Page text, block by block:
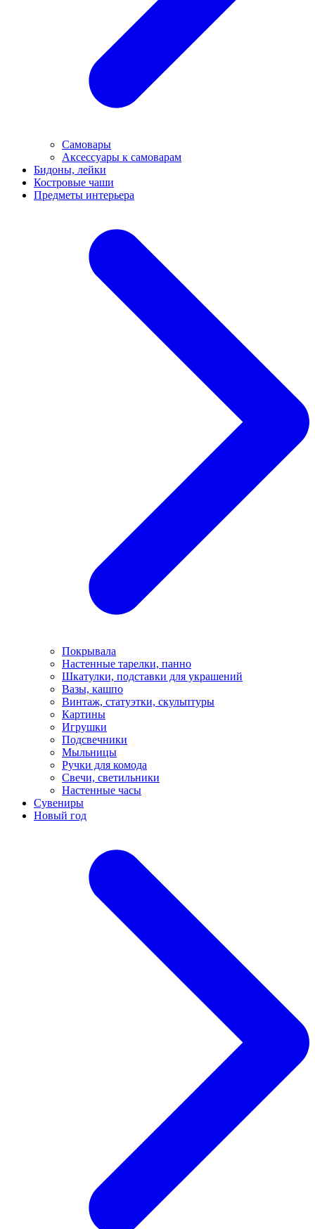
Самовары
Аксессуары к самоварам
Бидоны, лейки
Костровые чаши
Предметы интерьера
Покрывала
Настенные тарелки, панно
Шкатулки, подставки для украшений
Вазы, кашпо
Винтаж, статуэтки, скульптуры
Картины
Игрушки
Подсвечники
Мыльницы
Ручки для комода
Свечи, светильники
Настенные часы
Сувениры
Новый год